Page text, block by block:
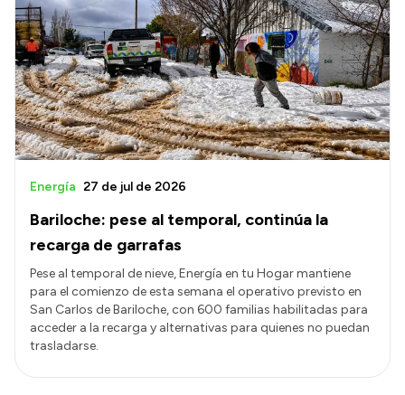
Bariloche: pese al temporal, continúa la
recarga de garrafas
Energía 27 de jul de 2026
Pese al temporal de nieve, Energía en tu Hogar mantiene
para el comienzo de esta semana el operativo previsto en
San Carlos de Bariloche, con 600 familias habilitadas para
acceder a la recarga y alternativas para quienes no puedan
trasladarse.